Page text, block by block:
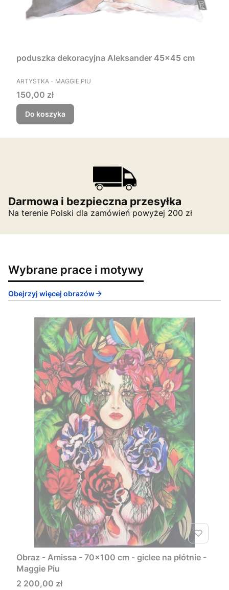
poduszka dekoracyjna Aleksander 45x45 cm
PRODUCENT
ARTYSTKA - MAGGIE PIU
Cena
150,00 zł
Do koszyka
Darmowa i bezpieczna przesyłka
Na terenie Polski dla zamówień powyżej 200 zł
Wybrane prace i motywy
Obejrzyj więcej obrazów
Obraz - Amissa - 70x100 cm - giclee na płótnie -
Maggie Piu
Cena
2 200,00 zł